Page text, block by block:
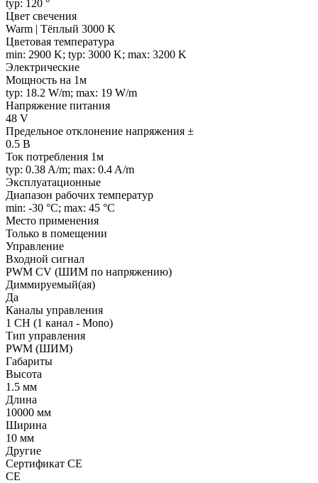
typ: 120 °
Цвет свечения
Warm | Тёплый 3000 K
Цветовая температура
min: 2900 K; typ: 3000 K; max: 3200 K
Электрические
Мощность на 1м
typ: 18.2 W/m; max: 19 W/m
Напряжение питания
48 V
Предельное отклонение напряжения ±
0.5 В
Ток потребления 1м
typ: 0.38 A/m; max: 0.4 A/m
Эксплуатационные
Диапазон рабочих температур
min: -30 °C; max: 45 °C
Место применения
Только в помещении
Управление
Входной сигнал
PWM СV (ШИМ по напряжению)
Диммируемый(ая)
Да
Каналы управления
1 CH (1 канал - Mono)
Тип управления
PWM (ШИМ)
Габариты
Высота
1.5 мм
Длина
10000 мм
Ширина
10 мм
Другие
Сертификат CE
CE